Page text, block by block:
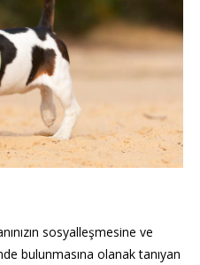
sosyalleşmesine ve
bulunmasına olanak tanıyan